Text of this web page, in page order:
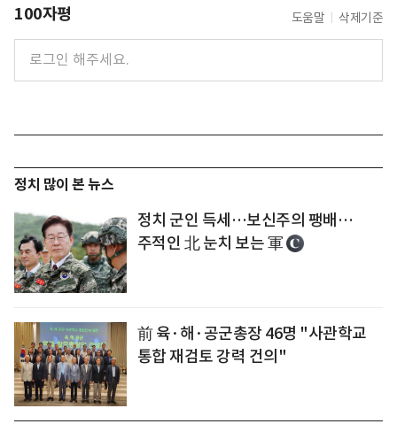
100자평 도움말 삭제기준
정치 많이 본 뉴스
정치 군인 득세…보신주의 팽배…
주적인 北 눈치 보는 軍
前 육·해·공군총장 46명 "사관학교
통합 재검토 강력 건의"